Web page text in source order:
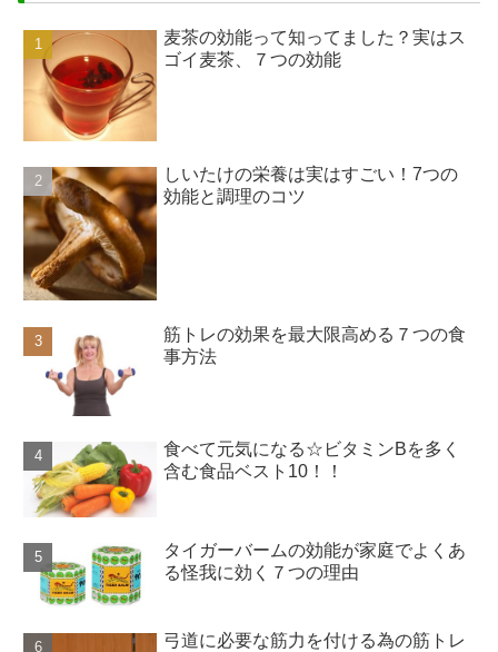
麦茶の効能って知ってました？実はス
ゴイ麦茶、７つの効能
しいたけの栄養は実はすごい！7つの
効能と調理のコツ
筋トレの効果を最大限高める７つの食
事方法
食べて元気になる☆ビタミンBを多く
含む食品ベスト10！！
タイガーバームの効能が家庭でよくあ
る怪我に効く７つの理由
弓道に必要な筋力を付ける為の筋トレ